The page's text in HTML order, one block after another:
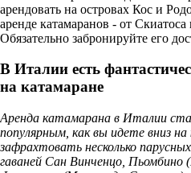
арендовать на островах Кос и
аренде катамаранов - от
Обязательно забронируйте его
В Италии есть
на катамаране
Аренда катамарана в Италии
популярным, как вы идете вниз
зафрахтовать несколько
гаваней Сан Винченцо, Пьомбино